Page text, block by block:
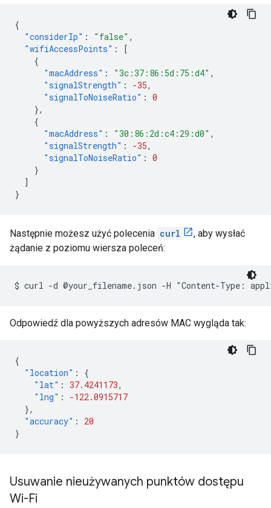
{
"considerIp" : "false" ,
"wifiAccessPoints" :
[
{
"macAddress" : "3c:37:86:5d:75:d4" ,
"signalStrength" : -35,
"signalToNoiseRatio" : 0
},
{
"macAddress" : "30:86:2d:c4:29:d0" ,
"signalStrength" : -35,
"signalToNoiseRatio" : 0
}
]
}
Następnie możesz użyć polecenia curl
, aby wysłać
żądanie z poziomu wiersza poleceń:
$ curl -d @your_filename.json -H "Content-Type:
Odpowiedź dla powyższych adresów MAC wygląda tak:
{
"location" :
{
"lat" : 37.4241173,
"lng" :
-122.0915717
},
"accuracy" :
20
}
Usuwanie nieużywanych punktów dostępu
Wi-Fi